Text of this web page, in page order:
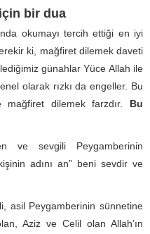
bir dua
okumayı tercih ettiği en iyi
ki, mağfiret dilemek daveti
günahlar Yüce Allah ile
olarak rızkı da engeller. Bu
dilemek farzdır. Bu
ve sevgili Peygamberinin
adını an” beni sevdir ve
asil Peygamberinin sünnetine
Aziz ve Celil olan Allah’ın